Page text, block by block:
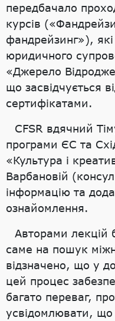
передбачало
курсів
фандрейзинг»),
юридичного
«Джерело
що засвідчується
сертифікатами.
CFSR вдячний
програми ЄС та
«Культура і
Варбановій
інформацію та
ознайомлення.
Авторами лекцій
саме на пошук
відзначено, що у
цей процес
багато переваг,
усвідомлювати, що